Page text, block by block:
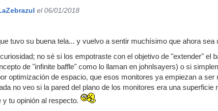
el 06/01/2018
tuvo su buena tela... y vuelvo a sentir muchísimo que ahora sea
no sé si los empotraste con el objetivo de "extender" el
de "infinite baffle" como lo llaman en johnlsayers) o si
optimización de espacio, que esos monitores ya empiezan a
no veo si la pared del plano de los monitores era una
tu opinión al respecto.